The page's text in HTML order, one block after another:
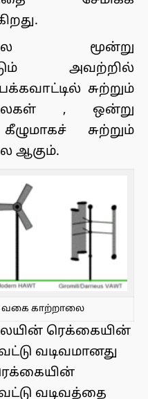
மூன்று
அவற்றில்
சுற்றும்
, ஒன்று
சுற்றும்
ஆகும்.
வகை காற்றாலை
ரெக்கையின்
வடிவமானது
வடிவத்தை